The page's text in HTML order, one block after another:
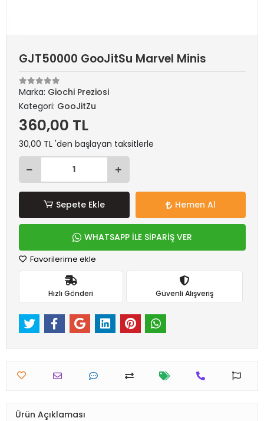
GJT50000 GooJitSu Marvel Minis
Marka: Giochi Preziosi
Kategori: GooJitZu
360,00 TL
30,00 TL 'den başlayan taksitlerle
Sepete Ekle Hemen Al
WHATSAPP İLE SİPARİŞ VER
Favorilerime ekle
Hızlı Gönderi Güvenli Alışveriş
Ürün Açıklaması